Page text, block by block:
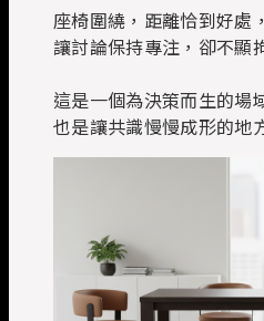
座椅圍繞，距離恰到好處，
讓討論保持專注，卻不顯
這是一個為決策而生的場
也是讓共識慢慢成形的地